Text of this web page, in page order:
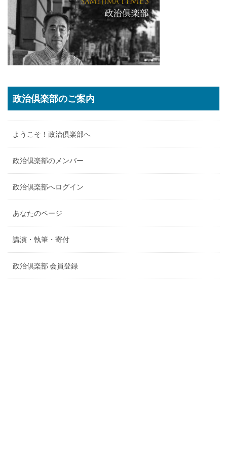
政治倶楽部のご案内
ようこそ！政治倶楽部へ
政治倶楽部のメンバー
政治倶楽部へログイン
あなたのページ
講演・執筆・寄付
政治倶楽部 会員登録